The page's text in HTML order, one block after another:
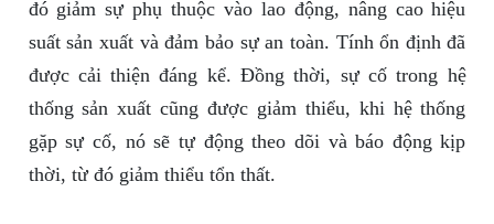
đó giảm sự phụ thuộc vào lao động, nâng cao hiệu
suất sản xuất và đảm bảo sự an toàn. Tính ổn định đã
được cải thiện đáng kể. Đồng thời, sự cố trong hệ
thống sản xuất cũng được giảm thiểu, khi hệ thống
gặp sự cố, nó sẽ tự động theo dõi và báo động kịp
thời, từ đó giảm thiểu tổn thất.